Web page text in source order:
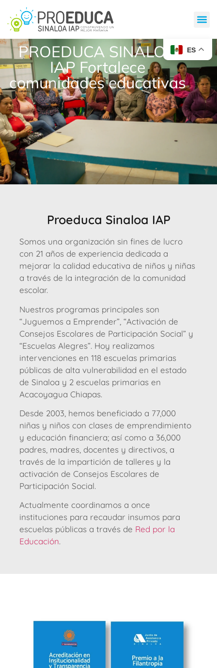
ES
PROEDUCA SINALOA
IAP Fortalece
comunidades educativas
Proeduca Sinaloa IAP
Somos una organización sin fines de lucro
con 21 años de experiencia dedicada a
mejorar la calidad educativa de niños y niñas
a través de la integración de la comunidad
escolar.
Nuestros programas principales son
“Juguemos a Emprender”, “Activación de
Consejos Escolares de Participación Social” y
“Escuelas Alegres”. Hoy realizamos
intervenciones en 118 escuelas primarias
públicas de alta vulnerabilidad en el estado
de Sinaloa y 2 escuelas primarias en
Acacoyagua Chiapas.
Desde 2003, hemos beneficiado a 77,000
niñas y niños con clases de emprendimiento
y educación financiera; así como a 36,000
padres, madres, docentes y directivos, a
través de la impartición de talleres y la
activación de Consejos Escolares de
Participación Social.
Actualmente coordinamos a once
instituciones para recaudar insumos para
escuelas públicas a través de Red por la
Educación.